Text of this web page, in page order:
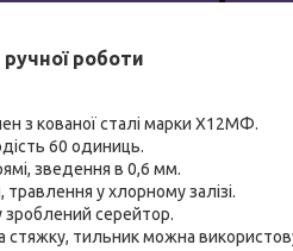
ручної роботи
з кованої сталі марки Х12МФ.
60 одиниць.
зведення в 0,6 мм.
у хлорному залізі.
зроблений серейтор.
стяжку, тильник можна